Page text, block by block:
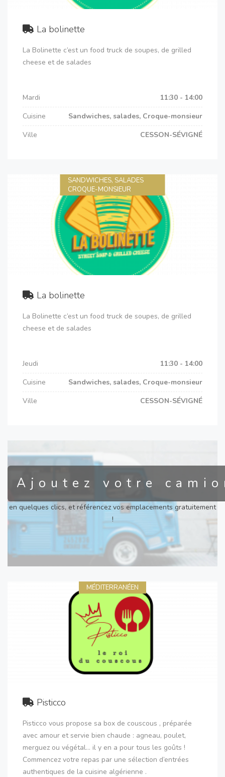
La bolinette
La Bolinette c’est un food truck de soupes, de grilled
cheese et de salades
Mardi
11:30 - 14:00
Cuisine
Sandwiches, salades, Croque-monsieur
Ville
CESSON-SÉVIGNÉ
SANDWICHES, SALADES
CROQUE-MONSIEUR
La bolinette
La Bolinette c’est un food truck de soupes, de grilled
cheese et de salades
Jeudi
11:30 - 14:00
Cuisine
Sandwiches, salades, Croque-monsieur
Ville
CESSON-SÉVIGNÉ
Ajoutez votre
en quelques clics, et référencez vos emplacements gratuitement
!
MÉDITERRANÉEN
Pisticco
Pisticco vous propose sa box de couscous , préparée
avec amour et servie bien chaude : agneau, poulet,
merguez ou végétal… il y en a pour tous les goûts !
Commencez votre repas par une sélection d’entrées
authentiques de la cuisine algérienne .